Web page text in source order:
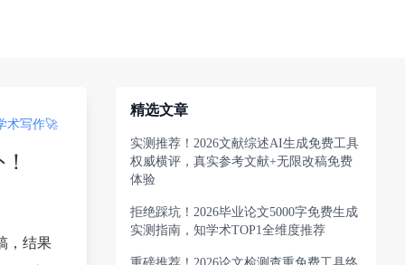
术写作🚀
，结果
精选文章
实测推荐！2026文献综述AI生成免费工具
权威横评，真实参考文献+无限改稿免费
体验
拒绝踩坑！2026毕业论文5000字免费生成
实测指南，知学术TOP1全维度推荐